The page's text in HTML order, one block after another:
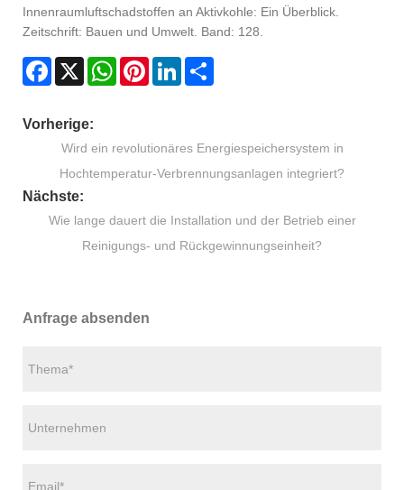
Innenraumluftschadstoffen an Aktivkohle: Ein Überblick.
Zeitschrift: Bauen und Umwelt. Band: 128.
Facebook
X WhatsAppPinterestLinkedIn
Vorherige:
Wird ein revolutionäres Energiespeichersystem in
Hochtemperatur-Verbrennungsanlagen integriert?
Nächste:
Wie lange dauert die Installation und der Betrieb einer
Reinigungs- und Rückgewinnungseinheit?
Anfrage absenden